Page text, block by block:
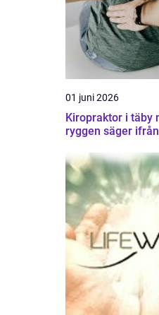
01 juni 2026
Kiropraktor i täby när
ryggen säger ifrån